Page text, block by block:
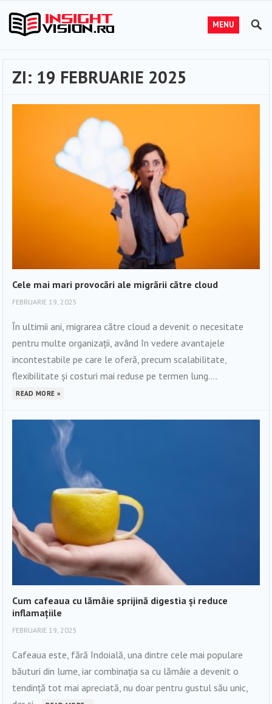
MENU
ZI: 19 FEBRUARIE 2025
Cele mai mari provocări ale migrării către cloud
FEBRUARIE 19, 2025
În ultimii ani, migrarea către cloud a devenit o necesitate
pentru multe organizații, având în vedere avantajele
incontestabile pe care le oferă, precum scalabilitate,
flexibilitate și costuri mai reduse pe termen lung....
READ MORE »
Cum cafeaua cu lămâie sprijină digestia și reduce
inflamațiile
FEBRUARIE 19, 2025
Cafeaua este, fără îndoială, una dintre cele mai populare
băuturi din lume, iar combinația sa cu lămâie a devenit o
tendință tot mai apreciată, nu doar pentru gustul său unic,